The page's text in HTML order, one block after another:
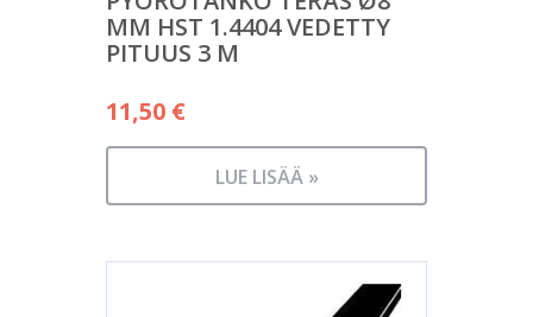
MM HST 1.4404 VEDETTY
PITUUS 3 M
11,50 €
LUE LISÄÄ »